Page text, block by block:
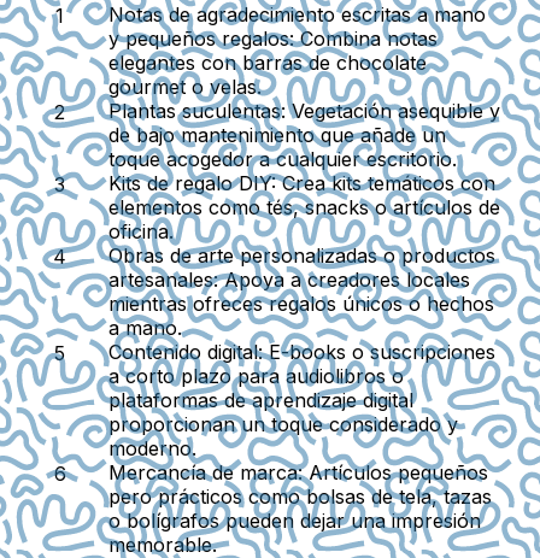
Notas de agradecimiento escritas a mano
y pequeños regalos: Combina notas
elegantes con barras de chocolate
gourmet o velas.
Plantas suculentas: Vegetación asequible y
de bajo mantenimiento que añade un
toque acogedor a cualquier escritorio.
Kits de regalo DIY: Crea kits temáticos con
elementos como tés, snacks o artículos de
oficina.
Obras de arte personalizadas o productos
artesanales: Apoya a creadores locales
mientras ofreces regalos únicos o hechos
a mano.
Contenido digital: E-books o suscripciones
a corto plazo para audiolibros o
plataformas de aprendizaje digital
proporcionan un toque considerado y
moderno.
Mercancía de marca: Artículos pequeños
pero prácticos como bolsas de tela, tazas
o bolígrafos pueden dejar una impresión
memorable.